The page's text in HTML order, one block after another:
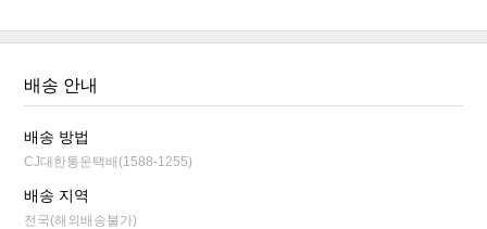
배송 안내
배송 방법
CJ대한통운택배(1588-1255)
배송 지역
전국(해외배송불가)